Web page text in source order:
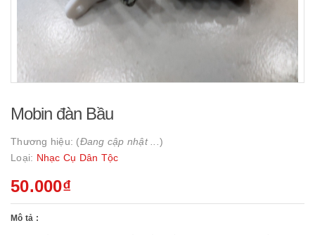
Mobin đàn Bầu
Thương hiệu: (Đang cập nhật ... )
Loại: Nhạc Cụ Dân Tộc
50.000₫
Mô tả :